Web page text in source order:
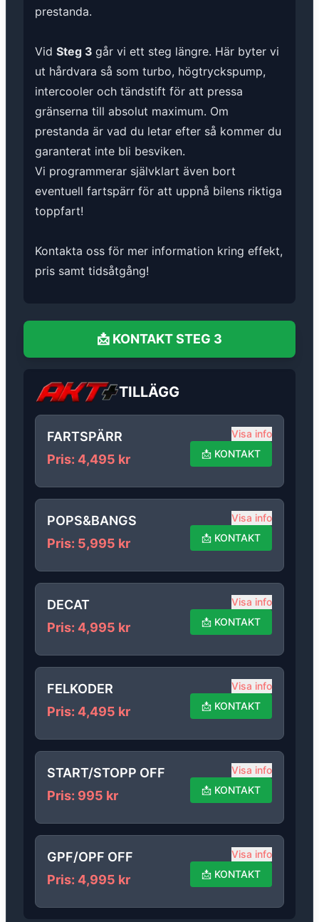
prestanda.
Vid Steg 3 går vi ett steg längre. Här byter vi
ut hårdvara så som turbo, högtryckspump,
intercooler och tändstift för att pressa
gränserna till absolut maximum. Om
prestanda är vad du letar efter så kommer du
garanterat inte bli besviken.
Vi programmerar självklart även bort
eventuell fartspärr för att uppnå bilens riktiga
toppfart!
Kontakta oss för mer information kring effekt,
pris samt tidsåtgång!
📩 KONTAKTSTEG 3
TILLÄGG
FARTSPÄRR
Pris: 4,495 kr
Visa info
📩 KONTAKT
POPS&BANGS
Pris: 5,995 kr
Visa info
📩 KONTAKT
DECAT
Pris: 4,995 kr
Visa info
📩 KONTAKT
FELKODER
Pris: 4,495 kr
Visa info
📩 KONTAKT
START/STOPP OFF
Pris: 995 kr
Visa info
📩 KONTAKT
GPF/OPF OFF
Pris: 4,995 kr
Visa info
📩 KONTAKT